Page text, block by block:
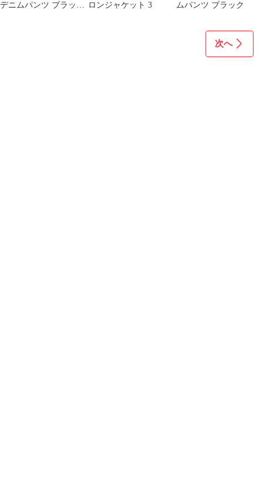
デニムパンツ ブラック ロンジャケット 3
ムパンツ ブラック
次へ